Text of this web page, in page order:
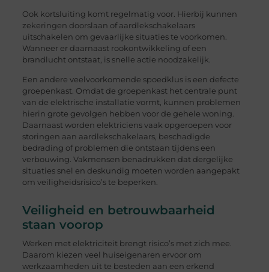
Ook kortsluiting komt regelmatig voor. Hierbij kunnen
zekeringen doorslaan of aardlekschakelaars
uitschakelen om gevaarlijke situaties te voorkomen.
Wanneer er daarnaast rookontwikkeling of een
brandlucht ontstaat, is snelle actie noodzakelijk.
Een andere veelvoorkomende spoedklus is een defecte
groepenkast. Omdat de groepenkast het centrale punt
van de elektrische installatie vormt, kunnen problemen
hierin grote gevolgen hebben voor de gehele woning.
Daarnaast worden elektriciens vaak opgeroepen voor
storingen aan aardlekschakelaars, beschadigde
bedrading of problemen die ontstaan tijdens een
verbouwing. Vakmensen benadrukken dat dergelijke
situaties snel en deskundig moeten worden aangepakt
om veiligheidsrisico’s te beperken.
Veiligheid en betrouwbaarheid
staan voorop
Werken met elektriciteit brengt risico’s met zich mee.
Daarom kiezen veel huiseigenaren ervoor om
werkzaamheden uit te besteden aan een erkend